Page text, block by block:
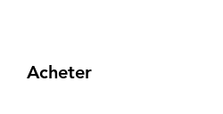
Acheter